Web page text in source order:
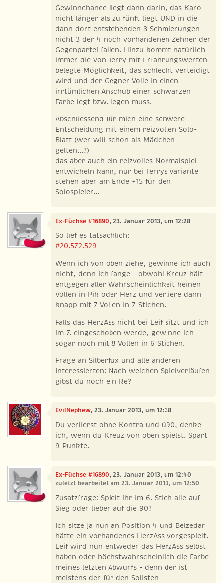
Gewinnchance liegt dann darin, das Karo
nicht länger als zu fünft liegt UND in die
dann dort entstehenden 3 Schmierungen
nicht 3 der 4 noch vorhandenen Zehner der
Gegenpartei fallen. Hinzu kommt natürlich
immer die von Terry mit Erfahrungswerten
belegte Möglichkeit, das schlecht verteidigt
wird und der Gegner Volle in einen
irrtümlichen Anschub einer schwarzen
Farbe legt bzw. legen muss.
Abschliessend für mich eine schwere
Entscheidung mit einem reizvollen Solo-
Blatt (wer will schon als Mädchen
gelten...?)
das aber auch ein reizvolles Normalspiel
entwickeln kann, nur bei Terrys Variante
stehen aber am Ende +15 für den
Solospieler...
Ex-Füchse #16890, 23. Januar 2013, um 12:28
So lief es tatsächlich:
#20.572.529
Wenn ich von oben ziehe, gewinne ich auch
nicht, denn ich fange - obwohl Kreuz hält -
entgegen aller Wahrscheinlichkeit keinen
Vollen in Pik oder Herz und verliere dann
knapp mit 7 Vollen in 7 Stichen.
Falls das HerzAss nicht bei Leif sitzt und ich
im 7. eingeschoben werde, gewinne ich
sogar noch mit 8 Vollen in 6 Stichen.
Frage an Silberfux und alle anderen
Interessierten: Nach welchen Spielverläufen
gibst du noch ein Re?
EvilNephew, 23. Januar 2013, um 12:38
Du verlierst ohne Kontra und ü90, denke
ich, wenn du Kreuz von oben spielst. Spart
9 Punkte.
Ex-Füchse #16890, 23. Januar 2013, um 12:40
zuletzt bearbeitet am 23. Januar 2013, um 12:50
Zusatzfrage: Spielt ihr im 6. Stich alle auf
Sieg oder lieber auf die 90?
Ich sitze ja nun an Position 4 und Belzedar
hätte ein vorhandenes HerzAss vorgespielt.
Leif wird nun entweder das HerzAss selbst
haben oder höchstwahrscheinlich die Farbe
meines letzten Abwurfs - denn der ist
meistens der für den Solisten